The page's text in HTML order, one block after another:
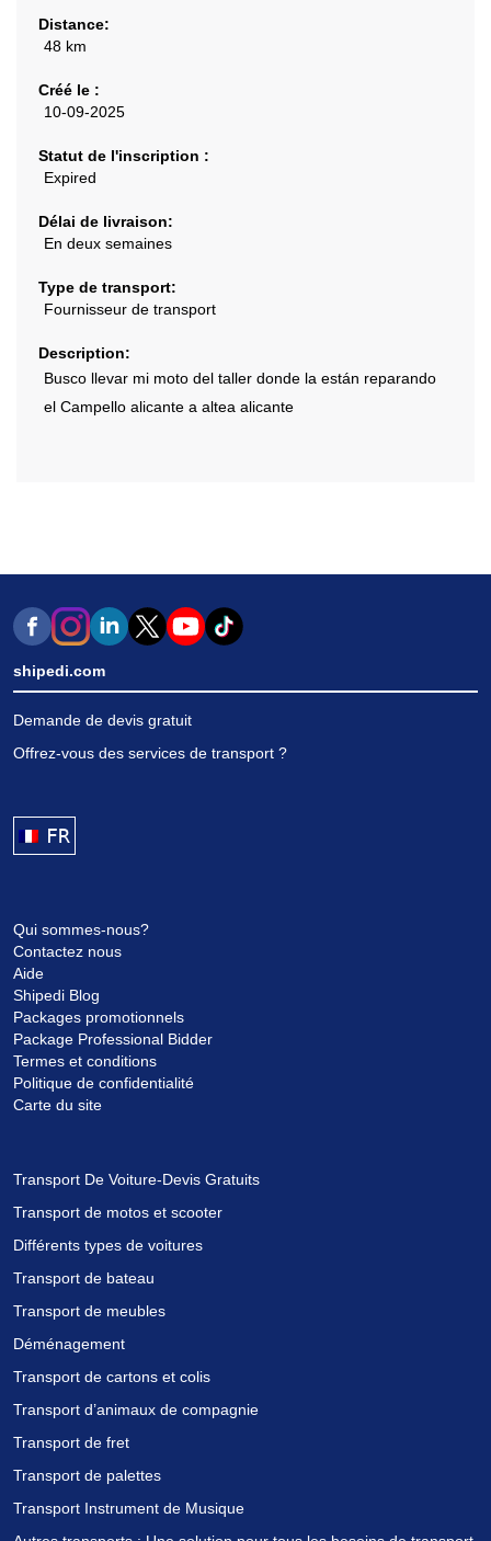
Distance:
48 km
Créé le :
10-09-2025
Statut de l'inscription :
Expired
Délai de livraison:
En deux semaines
Type de transport:
Fournisseur de transport
Description:
Busco llevar mi moto del taller donde la están reparando
el Campello alicante a altea alicante
shipedi.com
Demande de devis gratuit
Offrez-vous des services de transport ?
FRANÇAIS
Qui sommes-nous?
Contactez nous
Aide
Shipedi Blog
Packages promotionnels
Package Professional Bidder
Termes et conditions
Politique de confidentialité
Carte du site
Transport De Voiture-Devis Gratuits
Transport de motos et scooter
Différents types de voitures
Transport de bateau
Transport de meubles
Déménagement
Transport de cartons et colis
Transport d’animaux de compagnie
Transport de fret
Transport de palettes
Transport Instrument de Musique